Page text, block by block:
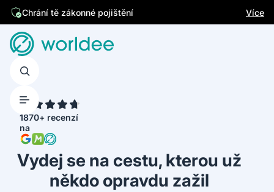
Chrání tě zákonné pojištění
Jsme česká firma Více
1870+ recenzí
na
Vydej se na cestu, kterou už
někdo opravdu zažil